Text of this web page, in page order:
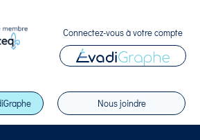
Connectez-vous à votre compte
Nous joindre